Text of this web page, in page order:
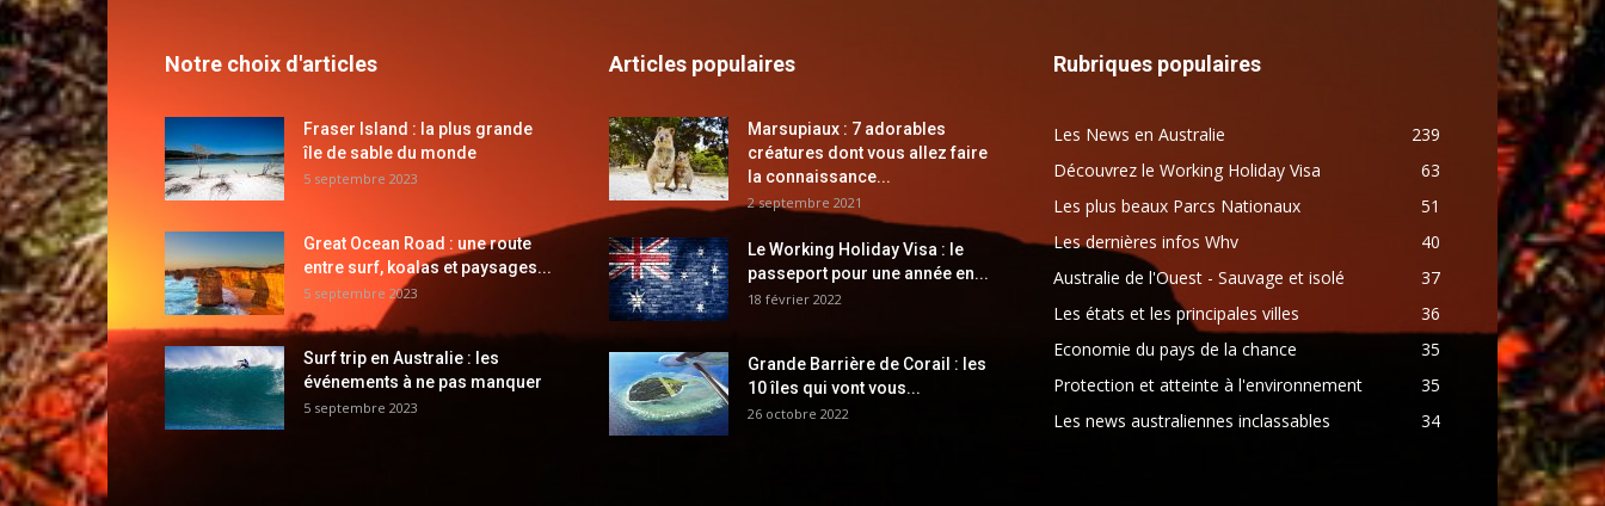
Notre choix d'articles
Fraser Island : la plus grande
île de sable du monde
5 septembre 2023
Great Ocean Road : une route
entre surf, koalas et paysages...
5 septembre 2023
Surf trip en Australie : les
événements à ne pas manquer
5 septembre 2023
Articles populaires
Marsupiaux : 7 adorables
créatures dont vous allez faire
la connaissance...
2 septembre 2021
Le Working Holiday Visa : le
passeport pour une année en...
18 février 2022
Grande Barrière de Corail : les
10 îles qui vont vous...
26 octobre 2022
Rubriques populaires
Les News en Australie
239
Découvrez le Working Holiday Visa
63
Les plus beaux Parcs Nationaux
51
Les dernières infos Whv
40
Australie de l'Ouest - Sauvage et isolé
37
Les états et les principales villes
36
Economie du pays de la chance
35
Protection et atteinte à l'environnement
35
Les news australiennes inclassables
34